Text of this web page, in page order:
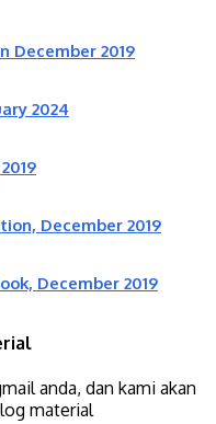
December 2019
2024
December 2019
December 2019
anda, dan kami akan
material